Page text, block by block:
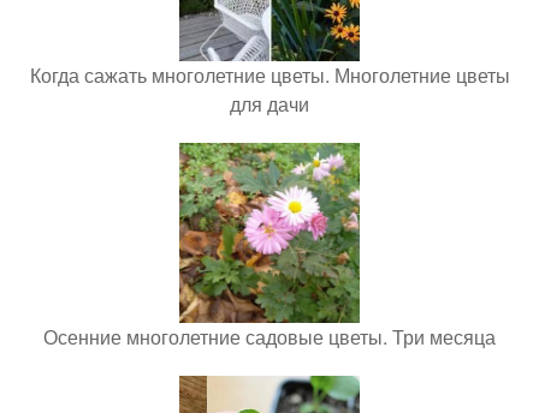
Когда сажать многолетние цветы. Многолетние цветы
для дачи
Осенние многолетние садовые цветы. Три месяца